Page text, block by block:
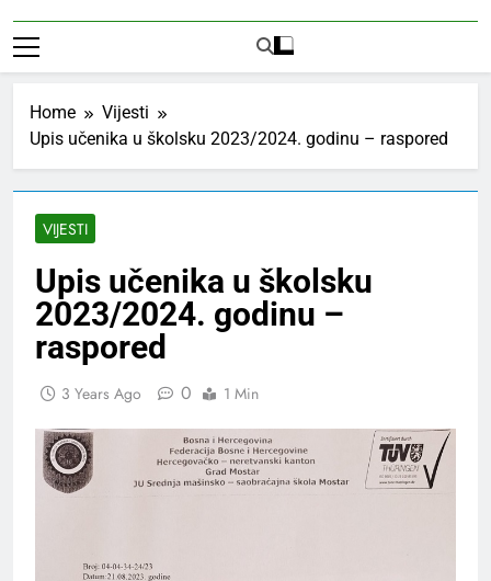
Home
Vijesti
Upis učenika u školsku 2023/2024. godinu – raspored
VIJESTI
Upis učenika u školsku
2023/2024. godinu –
raspored
3 Years Ago 0 1 Min